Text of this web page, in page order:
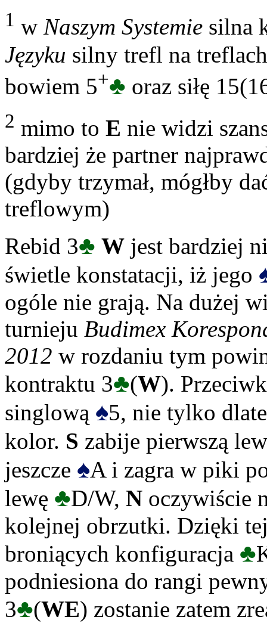
1 w Naszym Systemie silna
Języku silny trefl na
bowiem 5+♣ oraz siłę
2 mimo to E nie widzi
bardziej że partner
(gdyby trzymał, mógłby
treflowym)
Rebid 3♣ W jest bardziej
świetle konstatacji, iż jego
ogóle nie grają. Na dużej
turnieju Budimex
2012 w rozdaniu tym
kontraktu 3♣(W).
singlową ♠5, nie tylko
kolor. S zabije pierwszą
jeszcze ♠A i zagra w piki
lewę ♣D/W, N oczywiście
kolejnej obrzutki. Dzięki
broniących konfiguracja ♣
podniesiona do rangi
3♣(WE) zostanie zatem